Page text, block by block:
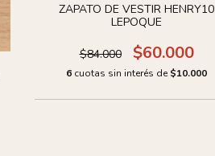
ZAPATO DE VESTIR HENRY10
LEPOQUE
$84.000 $60.000
6 cuotas sin interés de $10.000